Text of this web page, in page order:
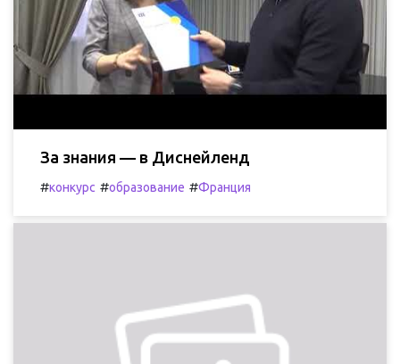
За знания — в Диснейленд
#конкурс #образование #Франция